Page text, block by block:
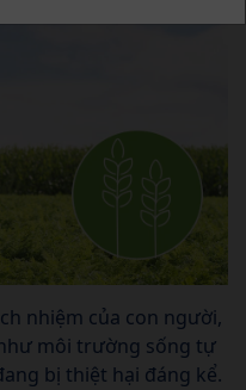
nhiệm của con người,
môi trường sống tự
bị thiệt hại đáng kể.